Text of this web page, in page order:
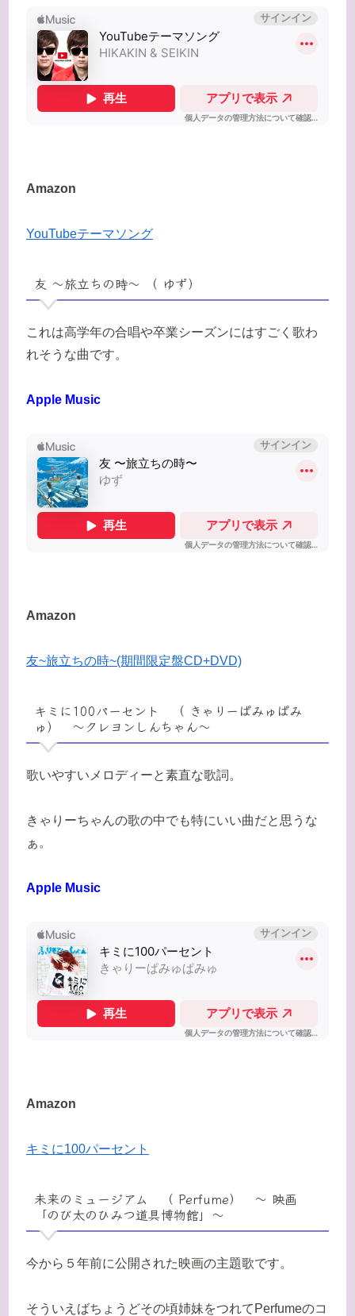
Amazon
YouTubeテーマソング
友 〜旅立ちの時〜 （ ゆず）
これは高学年の合唱や卒業シーズンにはすごく歌わ
れそうな曲です。
Apple Music
Amazon
友~旅立ちの時~(期間限定盤CD+DVD)
キミに100パーセント （ きゃりーぱみゅぱみ
ゅ） 〜クレヨンしんちゃん〜
歌いやすいメロディーと素直な歌詞。
きゃりーちゃんの歌の中でも特にいい曲だと思うな
ぁ。
Apple Music
Amazon
キミに100パーセント
未来のミュージアム （ Perfume） 〜 映画
「のび太のひみつ道具博物館」〜
今から５年前に公開された映画の主題歌です。
そういえばちょうどその頃姉妹をつれてPerfumeのコ